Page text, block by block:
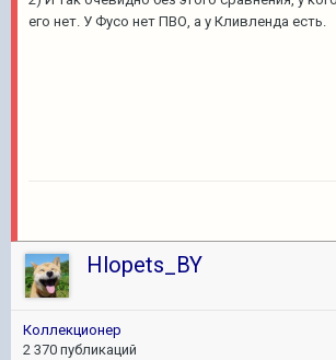
его нет. У Фусо нет ПВО, а у Кливленда есть.
Hlopets_BY
Коллекционер
2 370 публикаций